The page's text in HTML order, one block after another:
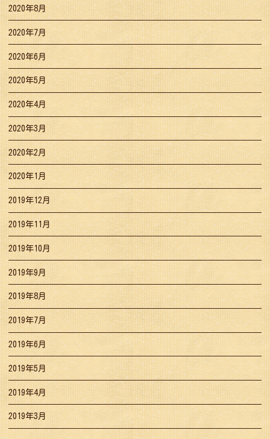
2020年8月
2020年7月
2020年6月
2020年5月
2020年4月
2020年3月
2020年2月
2020年1月
2019年12月
2019年11月
2019年10月
2019年9月
2019年8月
2019年7月
2019年6月
2019年5月
2019年4月
2019年3月